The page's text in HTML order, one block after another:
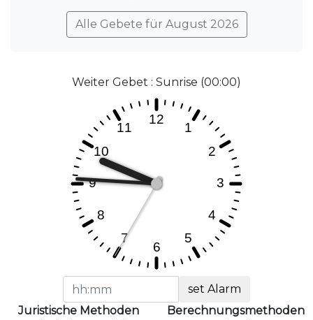
Alle Gebete für August 2026
Weiter Gebet : Sunrise (00:00)
set Alarm
Juristische Methoden
Berechnungsmethoden